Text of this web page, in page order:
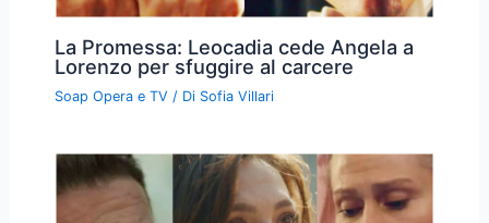
La Promessa: Leocadia cede Angela a
Lorenzo per sfuggire al carcere
Soap Opera e TV / Di Sofia Villari